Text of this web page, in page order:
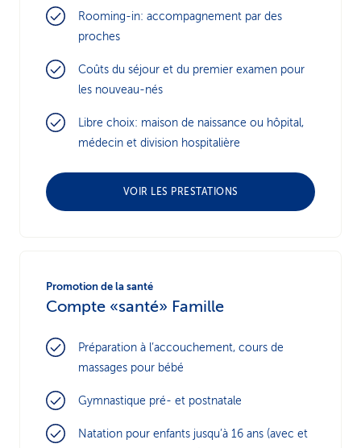
Rooming-in: accompagnement par des
proches
Coûts du séjour et du premier examen pour
les nouveau-nés
Libre choix: maison de naissance ou hôpital,
médecin et division hospitalière
VOIR LES PRESTATIONS
Promotion de la santé
Compte «santé» Famille
Préparation à l’accouchement, cours de
massages pour bébé
Gymnastique pré- et postnatale
Natation pour enfants jusqu’à 16 ans (avec et